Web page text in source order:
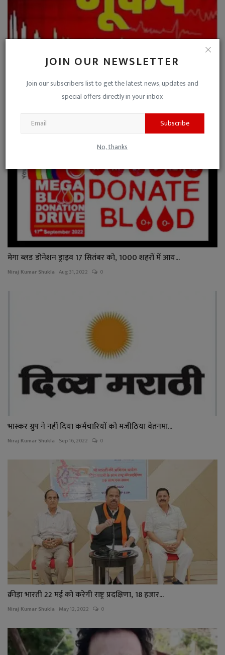
JOIN OUR NEWSLETTER
Join our subscribers list to get the latest news, updates and
special offers directly in your inbox
Subscribe
No, thanks
भूकंप : अफगानिस्‍तान और पाकिस्‍तान में धरती कांपी, भारत...
मेगा ब्लड डोनेशन ड्राइव 17 सितंबर को, 1000 शहरों में आय...
Niraj Kumar Shukla Aug 31, 2022 0
भास्कर ग्रुप ने नहीं दिया कर्मचारियों को मजीठिया वेतनमा...
Niraj Kumar Shukla Sep 16, 2022 0
क्रीड़ा भारती 22 मई को करेगी राष्ट्र प्रदक्षिणा, 18 हजार...
Niraj Kumar Shukla May 12, 2022 0